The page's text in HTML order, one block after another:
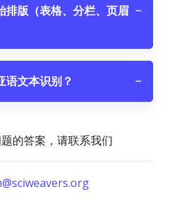
排版（表格、分栏、页眉 −
语文本识别？ −
的答案，请联系我们